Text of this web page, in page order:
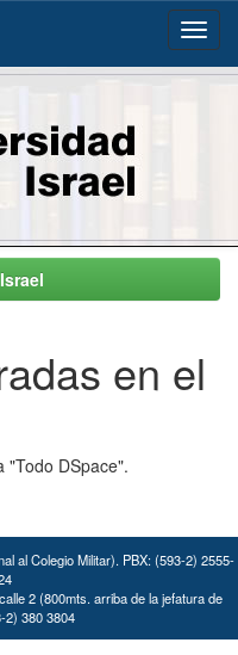
en el
"Todo DSpace".
al Colegio Militar). PBX: (593-2) 2555-
2 (800mts. arriba de la jefatura de
2) 380 3804